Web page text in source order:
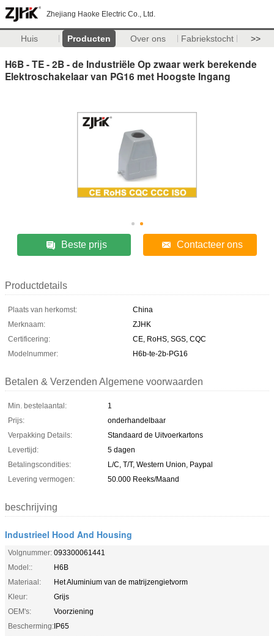
Zhejiang Haoke Electric Co., Ltd.
Huis Producten Over ons Fabriekstocht >>
H6B - TE - 2B - de Industriële Op zwaar werk berekende
Elektroschakelaar van PG16 met Hoogste Ingang
Beste prijs Contacteer ons
Productdetails
Plaats van herkomst:
China
Merknaam:
ZJHK
Certificering:
CE, RoHS, SGS, CQC
Modelnummer:
H6b-te-2b-PG16
Betalen & Verzenden Algemene voorwaarden
Min. bestelaantal:
1
Prijs:
onderhandelbaar
Verpakking Details:
Standaard de Uitvoerkartons
Levertijd:
5 dagen
Betalingscondities:
L/C, T/T, Western Union, Paypal
Levering vermogen:
50.000 Reeks/Maand
beschrijving
Industrieel Hood And Housing
Volgnummer: 093300061441
Model::
H6B
Materiaal:
Het Aluminium van de matrijzengietvorm
Kleur:
Grijs
OEM's:
Voorziening
Bescherming:IP65